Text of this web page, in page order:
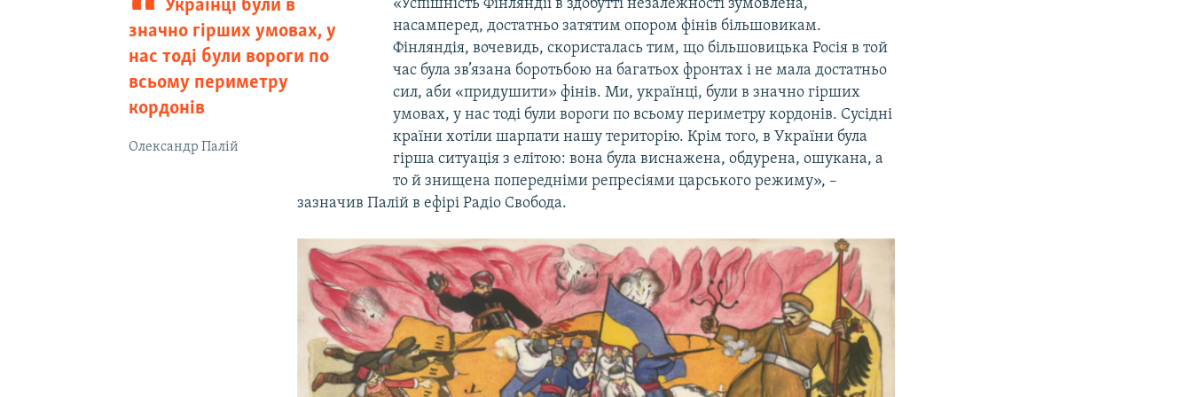
Українці були в
значно гірших умовах, у
нас тоді були вороги по
всьому периметру
кордонів
Олександр Палій
«Успішність Фінляндії в здобутті незалежності зумовлена,
насамперед, достатньо затятим опором фінів більшовикам.
Фінляндія, вочевидь, скористалась тим, що більшовицька Росія в той
час була зв’язана боротьбою на багатьох фронтах і не мала достатньо
сил, аби «придушити» фінів. Ми, українці, були в значно гірших
умовах, у нас тоді були вороги по всьому периметру кордонів. Сусідні
країни хотіли шарпати нашу територію. Крім того, в України була
гірша ситуація з елітою: вона була виснажена, обдурена, ошукана, а
то й знищена попередніми репресіями царського режиму», –
зазначив Палій в ефірі Радіо Свобода.